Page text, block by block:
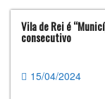
Vila de Rei é
consecutivo
15/04/2024